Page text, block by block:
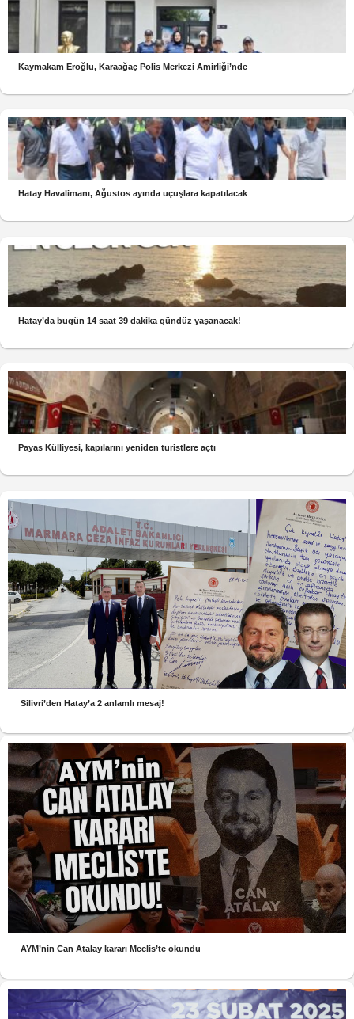
Kaymakam Eroğlu, Karaağaç Polis Merkezi Amirliği’nde
Hatay Havalimanı, Ağustos ayında uçuşlara kapatılacak
Hatay’da bugün 14 saat 39 dakika gündüz yaşanacak!
Payas Külliyesi, kapılarını yeniden turistlere açtı
Silivri’den Hatay’a 2 anlamlı mesaj!
AYM’nin Can Atalay kararı Meclis’te okundu